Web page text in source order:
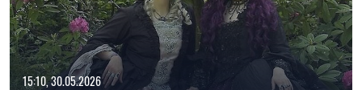
15:10, 30.05.2026